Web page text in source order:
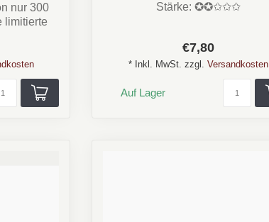
nur 300
limitierte
Stärke: ✪✪✩✩✩
...
€7,80
* Inkl. MwSt. zzgl. Versandkosten
Auf Lager